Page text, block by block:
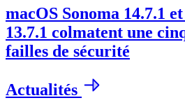
macOS Sonoma 14.7.1
13.7.1 colmatent une
failles de sécurité
Actualités